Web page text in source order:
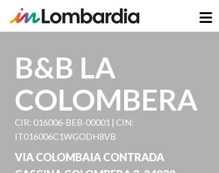
InhaltB&B LA
COLOMBERA
CIR: 016006-BEB-00001 | CIN:
IT016006C1WGODH8VB
VIA COLOMBAIA CONTRADA